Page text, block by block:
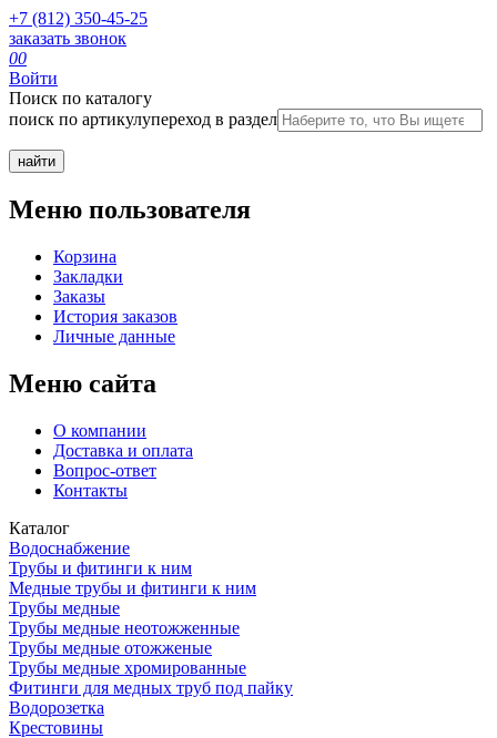
+7 (812) 350-45-25
заказать звонок
00
Войти
Поиск по каталогу
поиск по артикулупереход в раздел
Меню пользователя
Корзина
Закладки
Заказы
История заказов
Личные данные
Меню сайта
О компании
Доставка и оплата
Вопрос-ответ
Контакты
Каталог
Водоснабжение
Трубы и фитинги к ним
Медные трубы и фитинги к ним
Трубы медные
Трубы медные неотожженные
Трубы медные отожженые
Трубы медные хромированные
Фитинги для медных труб под пайку
Водорозетка
Крестовины